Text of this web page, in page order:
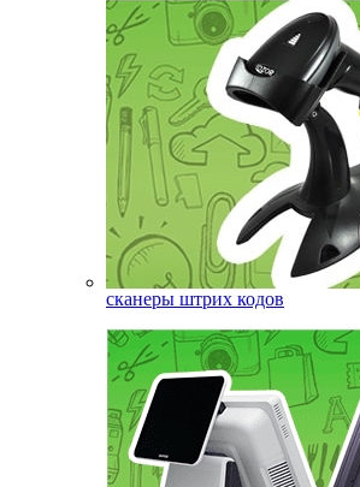
сканеры штрих кодов